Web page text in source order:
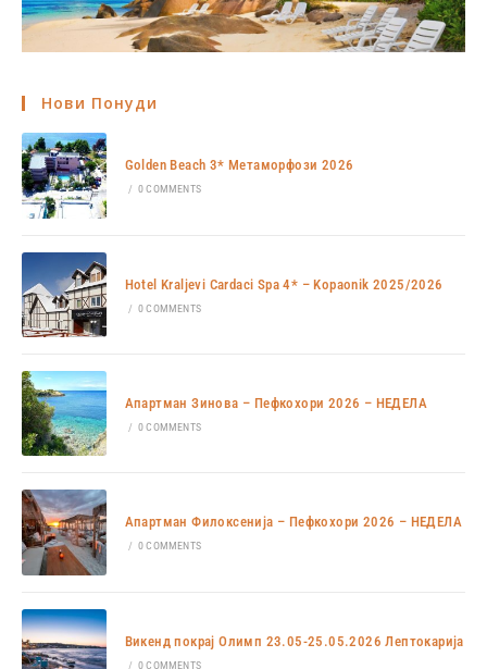
Нови Понуди
Golden Beach 3* Метаморфози 2026
/ 0 COMMENTS
Hotel Kraljevi Cardaci Spa 4* – Kopaonik 2025/2026
/ 0 COMMENTS
Апартман Зинова – Пефкохори 2026 – НЕДЕЛА
/ 0 COMMENTS
Апартман Филоксенија – Пефкохори 2026 – НЕДЕЛА
/ 0 COMMENTS
Викенд покрај Олимп 23.05-25.05.2026 Лептокарија
/ 0 COMMENTS